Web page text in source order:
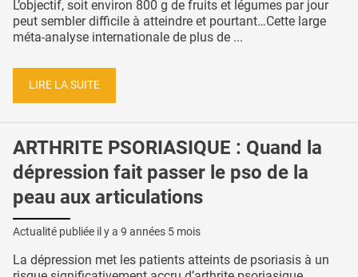
L’objectif, soit environ 800 g de fruits et légumes par jour
peut sembler difficile à atteindre et pourtant…Cette large
méta-analyse internationale de plus de ...
LIRE LA SUITE
ARTHRITE PSORIASIQUE : Quand la
dépression fait passer le pso de la
peau aux articulations
Actualité publiée il y a 9 années 5 mois
La dépression met les patients atteints de psoriasis à un